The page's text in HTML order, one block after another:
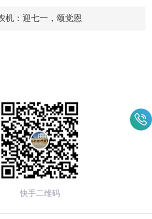
机：迎七一，颂党恩
快手二维码